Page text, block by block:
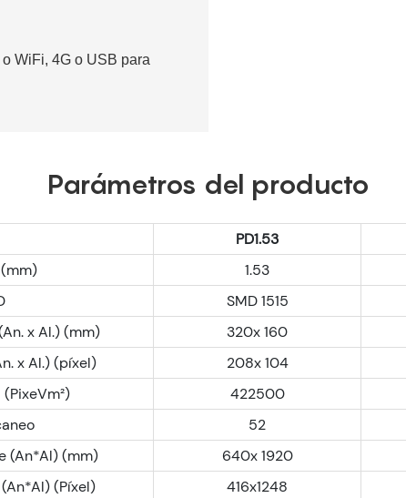
WiFi, 4G o USB para
Parámetros del producto
PD1.53
1.53
SMD 1515
x Al.) (mm)
320x 160
x Al.) (píxel)
208x 104
422500
52
(An*Al) (mm) 640x 1920
(Píxel)
416x1248